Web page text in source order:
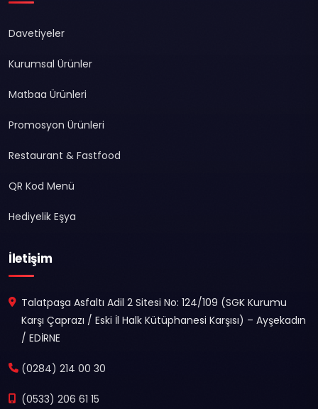
Davetiyeler
Kurumsal Ürünler
Matbaa Ürünleri
Promosyon Ürünleri
Restaurant & Fastfood
QR Kod Menü
Hediyelik Eşya
İletişim
Talatpaşa Asfaltı Adil 2 Sitesi No: 124/109 (SGK Kurumu
Karşı Çaprazı / Eski İl Halk Kütüphanesi Karşısı) – Ayşekadın
/ EDİRNE
(0284) 214 00 30
(0533) 206 61 15